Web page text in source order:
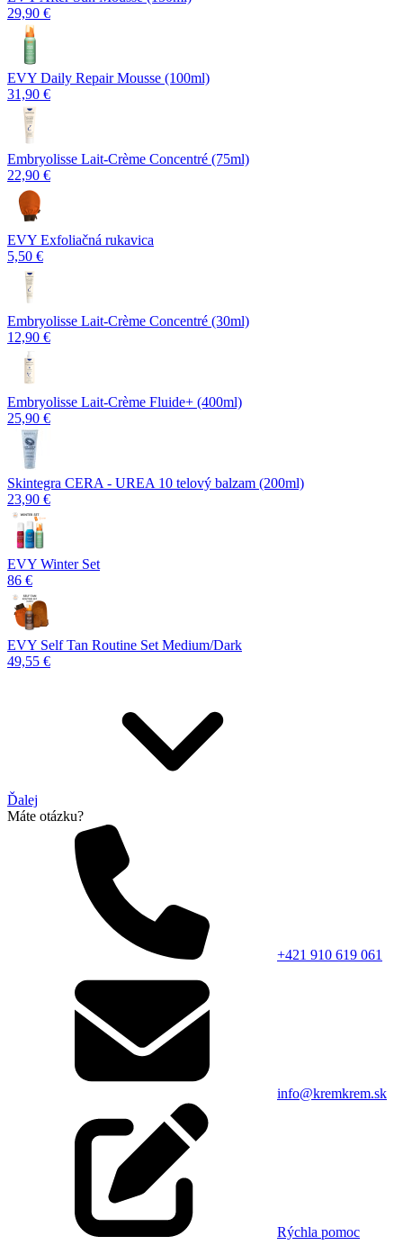
29,90 €
EVY Daily Repair Mousse (100ml)
31,90 €
Embryolisse Lait-Crème Concentré (75ml)
22,90 €
EVY Exfoliačná rukavica
5,50 €
Embryolisse Lait-Crème Concentré (30ml)
12,90 €
Embryolisse Lait-Crème Fluide+ (400ml)
25,90 €
Skintegra CERA - UREA 10 telový balzam (200ml)
23,90 €
EVY Winter Set
86 €
EVY Self Tan Routine Set Medium/Dark
49,55 €
Ďalej
Máte otázku?
+421 910 619 061
info@kremkrem.sk
Rýchla pomoc